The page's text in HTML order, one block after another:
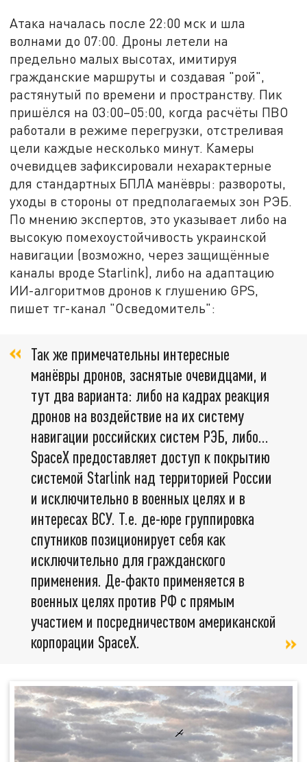
Атака началась после 22:00 мск и шла
волнами до 07:00. Дроны летели на
предельно малых высотах, имитируя
гражданские маршруты и создавая "рой",
растянутый по времени и пространству. Пик
пришёлся на 03:00–05:00, когда расчёты ПВО
работали в режиме перегрузки, отстреливая
цели каждые несколько минут. Камеры
очевидцев зафиксировали нехарактерные
для стандартных БПЛА манёвры: развороты,
уходы в стороны от предполагаемых зон РЭБ.
По мнению экспертов, это указывает либо на
высокую помехоустойчивость украинской
навигации (возможно, через защищённые
каналы вроде Starlink), либо на адаптацию
ИИ-алгоритмов дронов к глушению GPS,
пишет тг-канал "Осведомитель":
Так же примечательны интересные
манёвры дронов, заснятые очевидцами, и
тут два варианта: либо на кадрах реакция
дронов на воздействие на их систему
навигации российских систем РЭБ, либо…
SpaceX предоставляет доступ к покрытию
системой Starlink над территорией России
и исключительно в военных целях и в
интересах ВСУ. Т.е. де-юре группировка
спутников позиционирует себя как
исключительно для гражданского
применения. Де-факто применяется в
военных целях против РФ с прямым
участием и посредничеством американской
корпорации SpaceX.